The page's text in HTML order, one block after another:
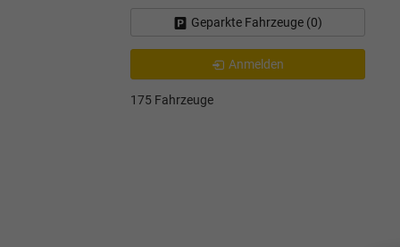
Geparkte Fahrzeuge (0)
Anmelden
175 Fahrzeuge